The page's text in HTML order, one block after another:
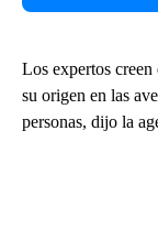
Los expertos
su origen en las
personas, dijo la